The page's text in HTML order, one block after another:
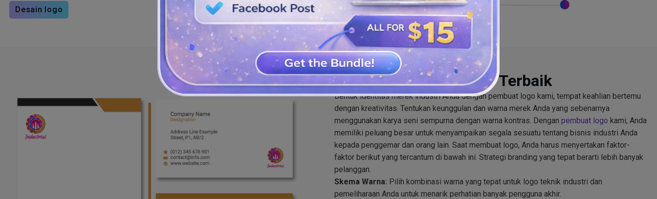
Desain logo
Pembuat Logo Industri Terbaik
Bentuk identitas merek industri Anda dengan pembuat logo kami, tempat keahlian bertemu
dengan kreativitas. Tentukan keunggulan dan warna merek Anda yang sebenarnya
menggunakan karya seni sempurna dengan warna kontras. Dengan pembuat logo kami, Anda
memiliki peluang besar untuk menyampaikan segala sesuatu tentang bisnis industri Anda
kepada penggemar dan orang lain. Saat membuat logo, Anda harus menyertakan faktor-
faktor berikut yang tercantum di bawah ini. Strategi branding yang tepat berarti lebih banyak
pelanggan.
Skema Warna: Pilih kombinasi warna yang tepat untuk logo teknik industri dan
pemeliharaan Anda untuk menarik perhatian banyak pengguna akhir.